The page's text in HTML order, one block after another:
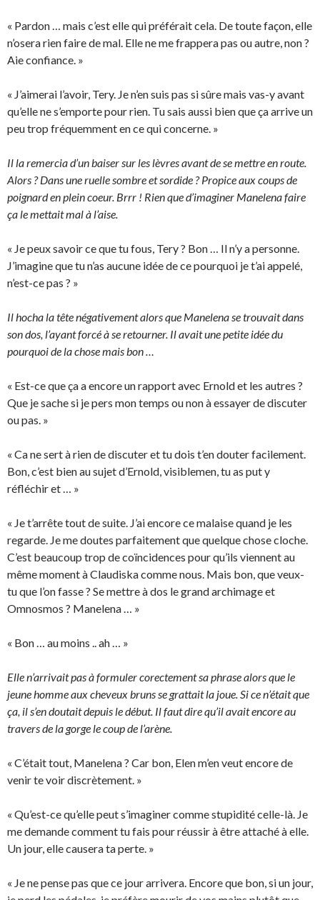
« Pardon … mais c’est elle qui préférait cela. De toute façon, elle
n’osera rien faire de mal. Elle ne me frappera pas ou autre, non ?
Aie confiance. »
« J’aimerai l’avoir, Tery. Je n’en suis pas si sûre mais vas-y avant
qu’elle ne s’emporte pour rien. Tu sais aussi bien que ça arrive un
peu trop fréquemment en ce qui concerne. »
Il la remercia d’un baiser sur les lèvres avant de se mettre en route.
Alors ? Dans une ruelle sombre et sordide ? Propice aux coups de
poignard en plein coeur. Brrr ! Rien que d’imaginer Manelena faire
ça le mettait mal à l’aise.
« Je peux savoir ce que tu fous, Tery ? Bon … Il n’y a personne.
J’imagine que tu n’as aucune idée de ce pourquoi je t’ai appelé,
n’est-ce pas ? »
Il hocha la tête négativement alors que Manelena se trouvait dans
son dos, l’ayant forcé à se retourner. Il avait une petite idée du
pourquoi de la chose mais bon …
« Est-ce que ça a encore un rapport avec Ernold et les autres ?
Que je sache si je pers mon temps ou non à essayer de discuter
ou pas. »
« Ca ne sert à rien de discuter et tu dois t’en douter facilement.
Bon, c’est bien au sujet d’Ernold, visiblemen, tu as put y
réfléchir et … »
« Je t’arrête tout de suite. J’ai encore ce malaise quand je les
regarde. Je me doutes parfaitement que quelque chose cloche.
C’est beaucoup trop de coïncidences pour qu’ils viennent au
même moment à Claudiska comme nous. Mais bon, que veux-
tu que l’on fasse ? Se mettre à dos le grand archimage et
Omnosmos ? Manelena … »
« Bon … au moins .. ah … »
Elle n’arrivait pas à formuler corectement sa phrase alors que le
jeune homme aux cheveux bruns se grattait la joue. Si ce n’était que
ça, il s’en doutait depuis le début. Il faut dire qu’il avait encore au
travers de la gorge le coup de l’arène.
« C’était tout, Manelena ? Car bon, Elen m’en veut encore de
venir te voir discrètement. »
« Qu’est-ce qu’elle peut s’imaginer comme stupidité celle-là. Je
me demande comment tu fais pour réussir à être attaché à elle.
Un jour, elle causera ta perte. »
« Je ne pense pas que ce jour arrivera. Encore que bon, si un jour,